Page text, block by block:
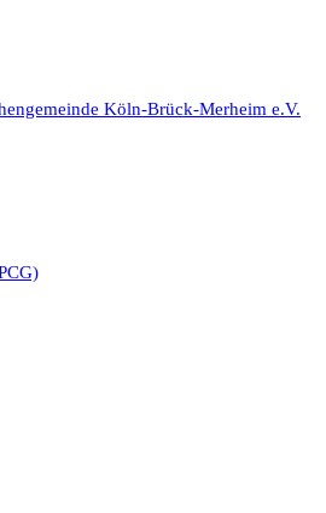
Köln-Brück-Merheim e.V.